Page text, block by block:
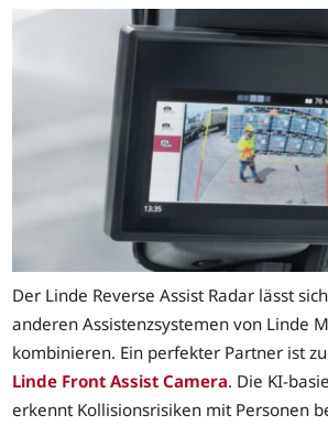
Der Linde Reverse Assist Radar lässt
anderen Assistenzsystemen von Linde
kombinieren. Ein perfekter Partner ist
Linde Front Assist Camera. Die KI-
erkennt Kollisionsrisiken mit Personen